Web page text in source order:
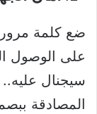
ضع كلمة
على الوصول
سيجنال
المصادقة